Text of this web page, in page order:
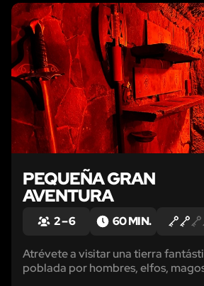
PEQUEÑA GRAN
AVENTURA
2 – 6 60 MIN.
Atrévete a visitar una tierra
poblada por hombres, elfos,